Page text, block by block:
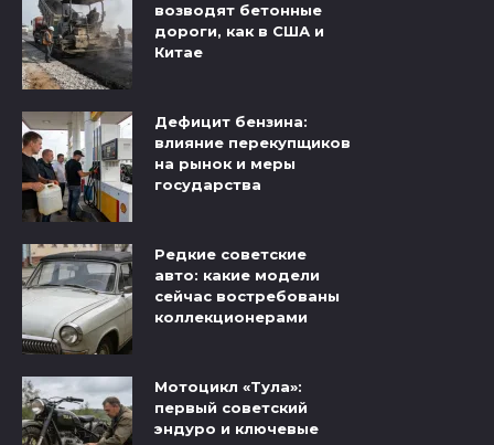
возводят бетонные
дороги, как в США и
Китае
Дефицит бензина:
влияние перекупщиков
на рынок и меры
государства
Редкие советские
авто: какие модели
сейчас востребованы
коллекционерами
Мотоцикл «Тула»:
первый советский
эндуро и ключевые